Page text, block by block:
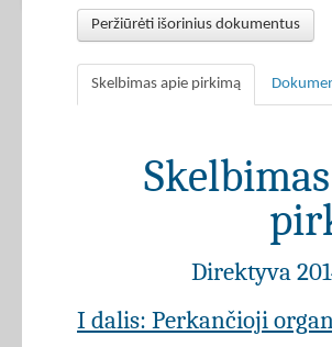
Peržiūrėti išorinius dokumentus
Skelbimas apie pirkimą
Direktyva
I dalis: Perkančioji